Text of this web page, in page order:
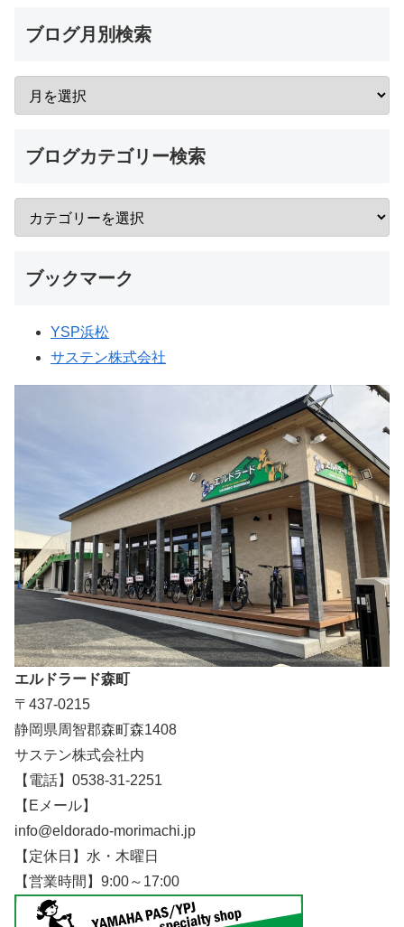
ブログ月別検索
ブログカテゴリー検索
ブックマーク
YSP浜松
サステン株式会社
エルドラード森町
〒437-0215
静岡県周智郡森町森1408
サステン株式会社内
【電話】0538-31-2251
【Eメール】
info@eldorado-morimachi.jp
【定休日】水・木曜日
【営業時間】9:00～17:00